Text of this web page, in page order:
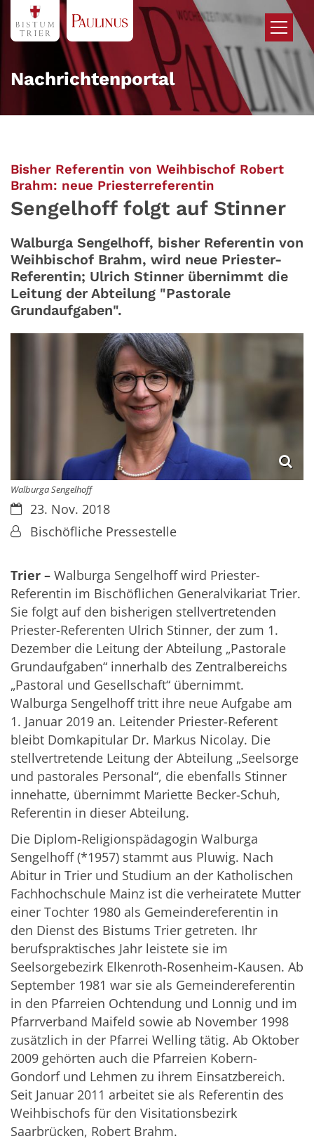
Zum Inhalt springen
Nachrichtenportal
Bisher Referentin von Weihbischof Robert
Brahm: neue Priesterreferentin
Sengelhoff folgt auf Stinner
Walburga Sengelhoff, bisher Referentin von
Weihbischof Brahm, wird neue Priester-
Referentin; Ulrich Stinner übernimmt die
Leitung der Abteilung "Pastorale
Grundaufgaben".
Walburga Sengelhoff
Datum:23. Nov. 2018
Von:Bischöfliche Pressestelle
Trier – Walburga Sengelhoff wird Priester-
Referentin im Bischöflichen Generalvikariat Trier.
Sie folgt auf den bisherigen stellvertretenden
Priester-Referenten Ulrich Stinner, der zum 1.
Dezember die Leitung der Abteilung „Pastorale
Grundaufgaben“ innerhalb des Zentralbereichs
„Pastoral und Gesellschaft“ übernimmt.
Walburga Sengelhoff tritt ihre neue Aufgabe am
1. Januar 2019 an. Leitender Priester-Referent
bleibt Domkapitular Dr. Markus Nicolay. Die
stellvertretende Leitung der Abteilung „Seelsorge
und pastorales Personal“, die ebenfalls Stinner
innehatte, übernimmt Mariette Becker-Schuh,
Referentin in dieser Abteilung.
Die Diplom-Religionspädagogin Walburga
Sengelhoff (*1957) stammt aus Pluwig. Nach
Abitur in Trier und Studium an der Katholischen
Fachhochschule Mainz ist die verheiratete Mutter
einer Tochter 1980 als Gemeindereferentin in
den Dienst des Bistums Trier getreten. Ihr
berufspraktisches Jahr leistete sie im
Seelsorgebezirk Elkenroth-Rosenheim-Kausen. Ab
September 1981 war sie als Gemeindereferentin
in den Pfarreien Ochtendung und Lonnig und im
Pfarrverband Maifeld sowie ab November 1998
zusätzlich in der Pfarrei Welling tätig. Ab Oktober
2009 gehörten auch die Pfarreien Kobern-
Gondorf und Lehmen zu ihrem Einsatzbereich.
Seit Januar 2011 arbeitet sie als Referentin des
Weihbischofs für den Visitationsbezirk
Saarbrücken, Robert Brahm.